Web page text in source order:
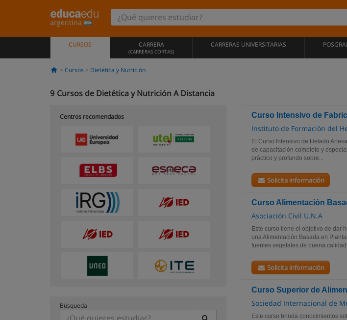
argentina
CURSOS CARRERA
(CARRERAS CORTAS)
CARRERAS UNIVERSITARIAS
Cursos Dietética y Nutrición
9 Cursos de Dietética y Nutrición A Distancia
Curso Intensivo de
Instituto de Formación del
El Curso Intensivo de Helado
de capacitación completo y
práctico y profundo sobre...
Solicita información
Curso Alimentación
Asociación Civil U.N.A
Este curso tiene el objetivo de dar
una Alimentación Basada en
fuentes vegetales de buena
Solicita información
Curso Superior de
Sociedad Internacional de
Este curso brinda conocimientos
Centros recomendados
Búsqueda